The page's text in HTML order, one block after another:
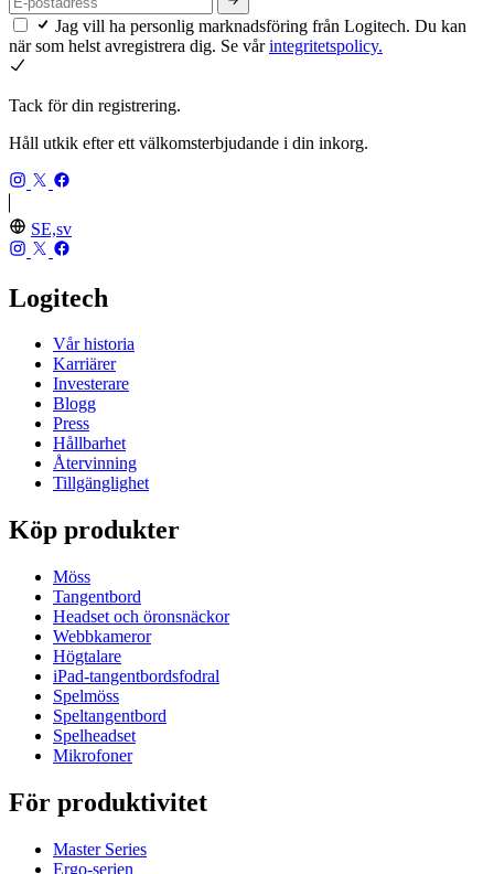
Jag vill ha personlig marknadsföring från Logitech. Du kan
när som helst avregistrera dig. Se vårintegritetspolicy.
Tack för din registrering.
Håll utkik efter ett välkomsterbjudande i din inkorg.
SE,sv
Logitech
Vår historia
Karriärer
Investerare
Blogg
Press
Hållbarhet
Återvinning
Tillgänglighet
Köp produkter
Möss
Tangentbord
Headset och öronsnäckor
Webbkameror
Högtalare
iPad-tangentbordsfodral
Spelmöss
Speltangentbord
Spelheadset
Mikrofoner
För produktivitet
Master Series
Ergo-serien